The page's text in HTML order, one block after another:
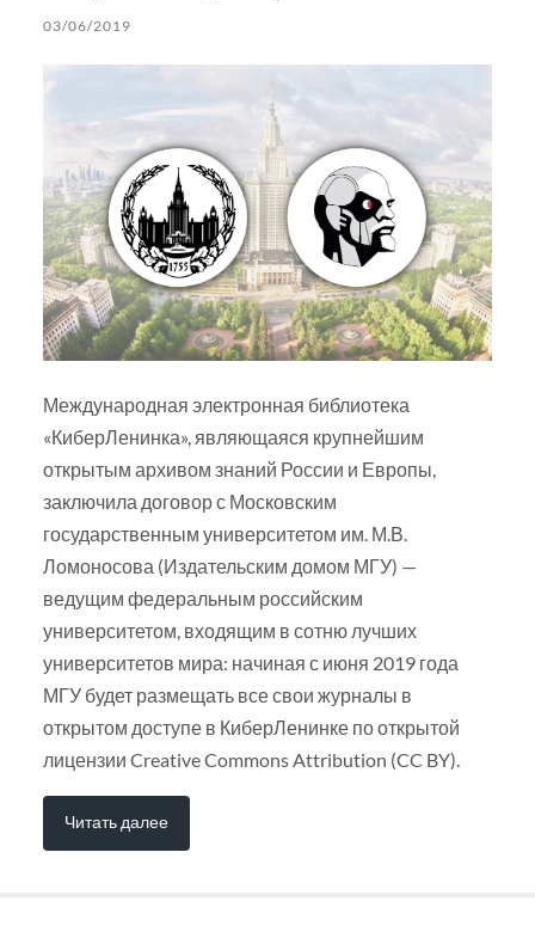
03/06/2019
Международная электронная библиотека
«КиберЛенинка», являющаяся крупнейшим
открытым архивом знаний России и Европы,
заключила договор с Московским
государственным университетом им. М.В.
Ломоносова (Издательским домом МГУ) —
ведущим федеральным российским
университетом, входящим в сотню лучших
университетов мира: начиная с июня 2019 года
МГУ будет размещать все свои журналы в
открытом доступе в КиберЛенинке по открытой
лицензии Creative Commons Attribution (CC BY).
Читать далее